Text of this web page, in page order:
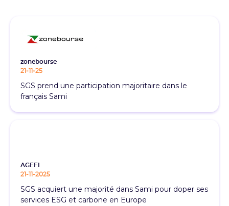
zonebourse
21-11-25
SGS prend une participation majoritaire dans le
français Sami
AGEFI
21-11-2025
SGS acquiert une majorité dans Sami pour doper ses
services ESG et carbone en Europe